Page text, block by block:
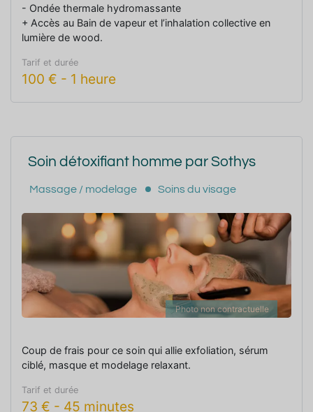
- Ondée thermale hydromassante
+ Accès au Bain de vapeur et l’inhalation collective en
lumière de wood.
Tarif et durée
100 € - 1 heure
Soin détoxifiant homme par Sothys
Massage / modelage Soins du visage
Photo non contractuelle
Coup de frais pour ce soin qui allie exfoliation, sérum
ciblé, masque et modelage relaxant.
Tarif et durée
73 € - 45 minutes